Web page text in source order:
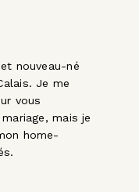
nouveau-né
Je me
vous
mais je
home-